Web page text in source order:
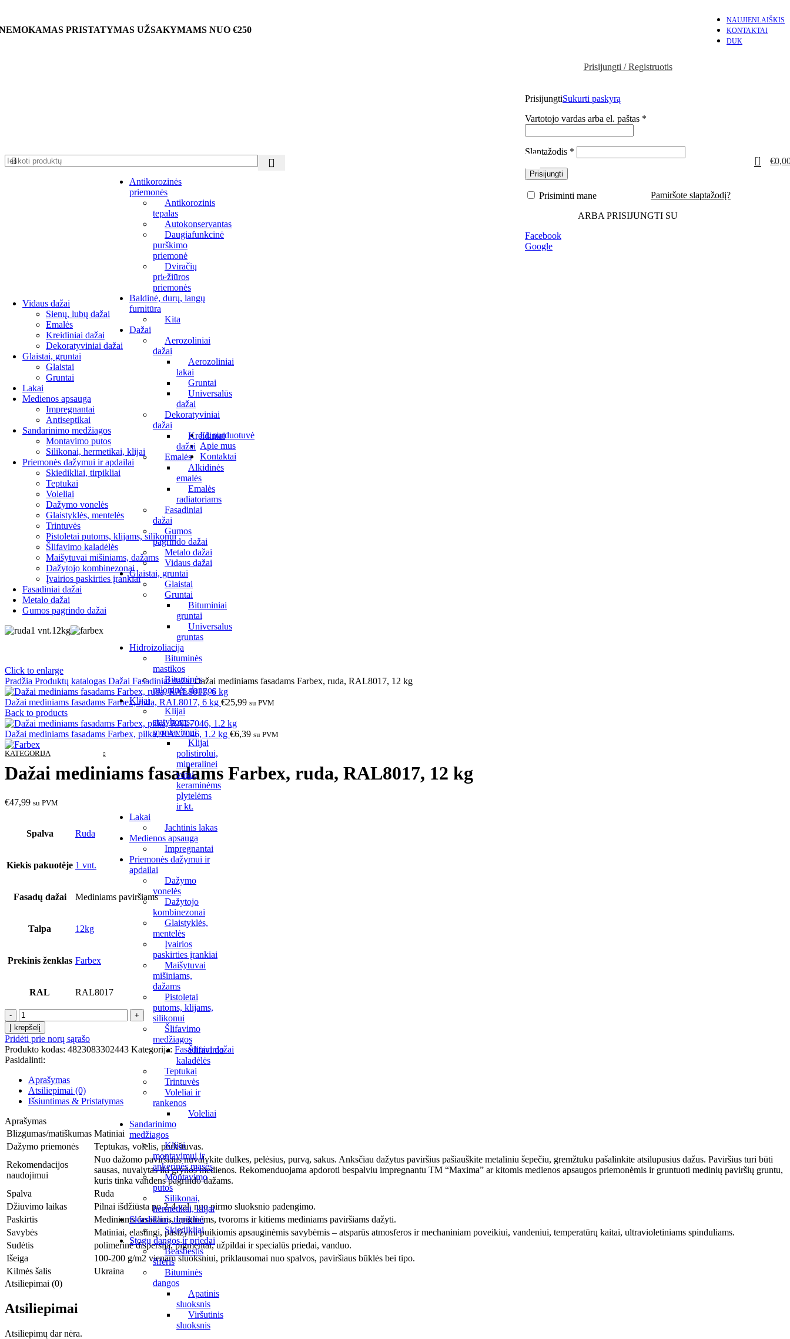
PRISTATYMAS UŽSAKYMAMS NUO €250
NAUJIENLAIŠKIS
KONTAKTAI
DUK
KATEGORIJA
Antikorozinės
priemonės
Antikorozinis
tepalas
Autokonservantas
Daugiafunkcinė
purškimo
priemonė
Dviračių
priežiūros
priemonės
Baldinė, durų, langų
furnitūra
Kita
Dažai
Aerozoliniai
dažai
Aerozoliniai
lakai
Gruntai
Universalūs
dažai
Dekoratyviniai
dažai
Kreidiniai
dažai
Emalės
Alkidinės
emalės
Emalės
radiatoriams
Fasadiniai
dažai
Gumos
pagrindo dažai
Metalo dažai
Vidaus dažai
Glaistai, gruntai
Glaistai
Gruntai
Bituminiai
gruntai
Universalus
gruntas
Hidroizoliacija
Bituminės
mastikos
Bituminės
ruloninės dangos
Klijai
Klijai
statyboms,
montavimui
Klijai
polistirolui,
mineralinei
vatai,
keraminėms
plytelėms
ir kt.
Lakai
Jachtinis lakas
Medienos apsauga
Impregnantai
Priemonės dažymui ir
apdailai
Dažymo
vonelės
Dažytojo
kombinezonai
Glaistyklės,
mentelės
Įvairios
paskirties įrankiai
Maišytuvai
mišiniams,
dažams
Pistoletai
putoms, klijams,
silikonui
Šlifavimo
medžiagos
Šlifavimo
kaladėlės
Teptukai
Trintuvės
Voleliai ir
rankenos
Voleliai
Sandarinimo
medžiagos
Klijai
montavimui ir
ankerinės masės
Montavimo
putos
Silikonai,
hermetikai, klijai
Skiedikliai, tirpikliai
Skiedikliai
Stogų dangos ir priedai
Beasbestis
šiferis
Bituminės
dangos
Apatinis
sluoksnis
Viršutinis
sluoksnis
Prisijungti / Registruotis
PrisijungtiSukurti paskyrą
Vartotojo vardas arba el. paštas *
Slaptažodis *
Prisijungti
Pamiršote slaptažodį?
Prisiminti mane
ARBA PRISIJUNGTI SU
Facebook
Google
0 €
Vidaus dažai
Sienų, lubų dažai
Emalės
Kreidiniai dažai
Dekoratyviniai dažai
Glaistai, gruntai
Glaistai
Gruntai
Lakai
Medienos apsauga
Impregnantai
Antiseptikai
Sandarinimo medžiagos
Montavimo putos
Silikonai, hermetikai, klijai
Priemonės dažymui ir apdailai
Skiedikliai, tirpikliai
Teptukai
Voleliai
Dažymo vonelės
Glaistyklės, mentelės
Trintuvės
Pistoletai putoms, klijams, silikonui
Šlifavimo kaladėlės
Maišytuvai mišiniams, dažams
Dažytojo kombinezonai
Įvairios paskirties įrankiai
Fasadiniai dažai
Metalo dažai
Gumos pagrindo dažai
El. parduotuvė
Apie mus
Kontaktai
1 vnt.12kg
Click to enlarge
Pradžia Produktų katalogas Dažai Fasadiniai dažaiDažai mediniams fasadams Farbex, ruda, RAL8017, 12 kg
Dažai mediniams fasadams Farbex, ruda, RAL8017, 6 kg €25,99 su PVM
Back to products
Dažai mediniams fasadams Farbex, pilka, RAL7046, 1.2 kg €6,39 su PVM
Dažai mediniams fasadams Farbex, ruda, RAL8017, 12 kg
€47,99 su PVM
Spalva Ruda
Kiekis pakuotėje 1 vnt.
Fasadų dažai Mediniams paviršiams
Talpa 12kg
Prekinis ženklas Farbex
RAL RAL8017
produkto
kiekis:
Dažai
mediniams
fasadams
Farbex,
ruda,
RAL8017,
12
Į krepšelį
Pridėti prie norų sąrašo
Produkto kodas: 4823083302443 Kategorija: Fasadiniai dažai
Pasidalinti:
Aprašymas
Atsiliepimai (0)
Išsiuntimas & Pristatymas
Aprašymas
Blizgumas/matiškumas Matiniai
Dažymo priemonės
Teptukas, volelis, purkštuvas.
Rekomendacijos
naudojimui
Nuo dažomo paviršiaus nuvalykite dulkes, pelėsius, purvą, sakus. Anksčiau dažytus paviršius pašiauškite metaliniu šepečiu, gremžtuku pašalinkite atsilupusius dažus. Paviršius turi būti
sausas, nuvalytas iki grynos medienos. Rekomenduojama apdoroti bespalviu impregnantu TM “Maxima” ar kitomis medienos apsaugos priemonėmis ir gruntuoti medinių paviršių gruntu,
kuris tinka vandens pagrindo dažams.
Spalva
Ruda
Džiuvimo laikas
Pilnai išdžiūsta po 2-4 val. nuo pirmo sluoksnio padengimo.
Paskirtis
Mediniams fasadams, langinėms, tvoroms ir kitiems mediniams paviršiams dažyti.
Savybės
Matiniai, elastingi, pasižymi puikiomis apsauginėmis savybėmis – atsparūs atmosferos ir mechaniniam poveikiui, vandeniui, temperatūrų kaitai, ultravioletiniams spinduliams.
Sudėtis
polimerinė dispersija, pigmentai, užpildai ir specialūs priedai, vanduo.
Išeiga
100-200 g/m2 vienam sluoksniui, priklausomai nuo spalvos, paviršiaus būklės bei tipo.
Kilmės šalis
Ukraina
Atsiliepimai (0)
Atsiliepimai
Atsiliepimų dar nėra.